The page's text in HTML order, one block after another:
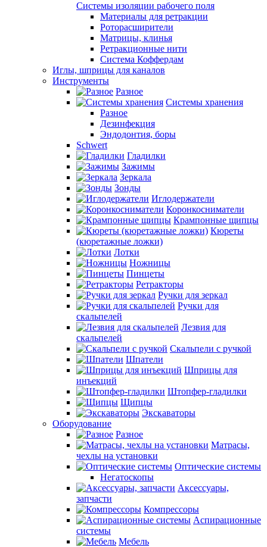
Системы изоляции рабочего поля
Материалы для ретракции
Роторасширители
Матрицы, клинья
Ретракционные нити
Система Коффердам
Иглы, шприцы для каналов
Инструменты
Разное
Системы хранения
Разное
Дезинфекция
Эндодонтия, боры
Schwert
Гладилки
Зажимы
Зеркала
Зонды
Иглодержатели
Коронкосниматели
Крампонные щипцы
Кюреты
(кюретажные ложки)
Лотки
Ножницы
Пинцеты
Ретракторы
Ручки для зеркал
Ручки для
скальпелей
Лезвия для
скальпелей
Скальпели с ручкой
Шпатели
Шприцы для
инъекций
Штопфер-гладилки
Щипцы
Экскаваторы
Оборудование
Разное
Матрасы,
чехлы на установки
Оптические системы
Негатоскопы
Аксессуары,
запчасти
Компрессоры
Аспирационные
системы
Мебель